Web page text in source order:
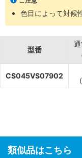
・簡単に切って貼るこ
・社名板、展示会装飾
・光を透過しないため
・容易に暗室が作れる
・内照式サインの抜き
色目によって対候
型番
CS045VS07902
(
類似品はこちら